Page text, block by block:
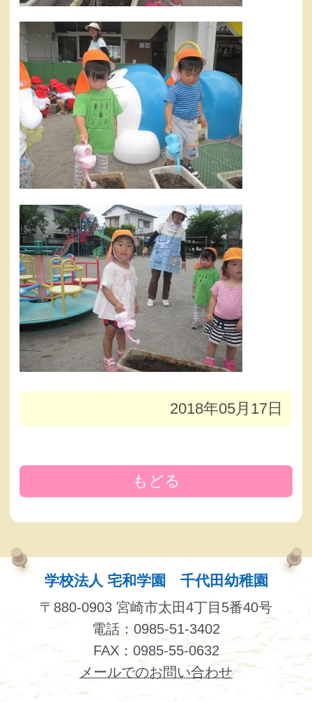
2018年05月17日
もどる
学校法人 宅和学園 千代田幼稚園
〒880-0903 宮崎市太田4丁目5番40号
電話：0985-51-3402
FAX：0985-55-0632
メールでのお問い合わせ